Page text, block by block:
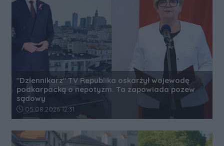
"Dziennikarz" TV Republika oskarżył wojewodę
podkarpacką o nepotyzm. Ta zapowiada pozew
sądowy
Data dodania artykułu:
05.08.2026 12:31